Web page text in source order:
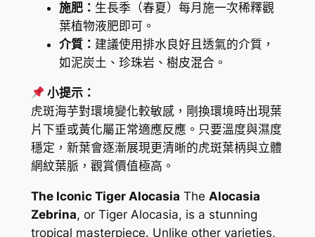
施肥： 生長季（春夏）每月施一次稀釋觀
葉植物液肥即可。
介質： 建議使用排水良好且透氣的介質，
如泥炭土、珍珠岩、樹皮混合。
小提示：
虎斑海芋對環境變化較敏感，剛換環境時出現葉
片下垂或黃化屬正常適應反應。只要溫度與濕度
穩定，新葉會逐漸展現更清晰的虎斑葉柄與立體
網紋葉脈，觀賞價值極高。
The Iconic Tiger Alocasia The Alocasia
Zebrina, or Tiger Alocasia, is a stunning
tropical masterpiece. Unlike other varieties,